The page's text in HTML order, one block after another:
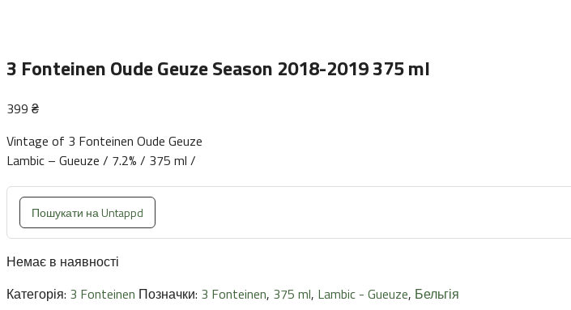
3 Fonteinen Oude Geuze Season 2018-2019 375 ml
399 ₴
Vintage of 3 Fonteinen Oude Geuze
Lambic – Gueuze / 7.2% / 375 ml /
Пошукати на Untappd
Немає в наявності
Категорія: 3 Fonteinen Позначки: 3 Fonteinen, 375 ml, Lambic - Gueuze, Бельгія